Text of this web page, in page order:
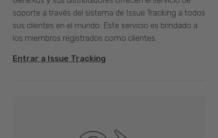
soporte a través del sistema de Issue Tracking a todos
sus clientes en el mundo. Este servicio es brindado a
los miembros registrados como clientes.
Entrar a Issue Tracking